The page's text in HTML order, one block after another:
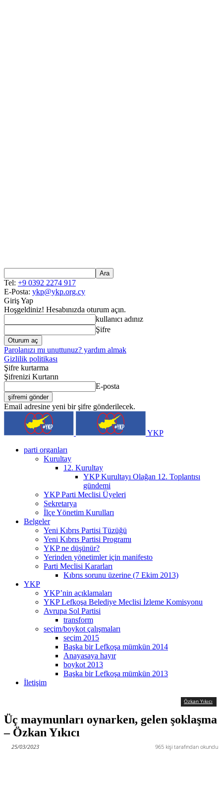
Tel: +9 0392 2274 917
E-Posta: ykp@ykp.org.cy
Giriş Yap
Hoşgeldiniz! Hesabınızda oturum açın.
kullanıcı adınız
Şifre
Parolanızı mı unuttunuz? yardım almak
Gizlilik politikası
Şifre kurtarma
Şifrenizi Kurtarın
E-posta
Email adresine yeni bir şifre gönderilecek.
YKP
parti organları
Kurultay
12. Kurultay
YKP Kurultayı Olağan 12. Toplantısı
gündemi
YKP Parti Meclisi Üyeleri
Sekretarya
İlçe Yönetim Kurulları
Belgeler
Yeni Kıbrıs Partisi Tüzüğü
Yeni Kıbrıs Partisi Programı
YKP ne düşünür?
Yerinden yönetimler için manifesto
Parti Meclisi Kararları
Kıbrıs sorunu üzerine (7 Ekim 2013)
YKP
YKP’nin açıklamaları
YKP Lefkoşa Belediye Meclisi İzleme Komisyonu
Avrupa Sol Partisi
transform
seçim/boykot çalışmaları
seçim 2015
Başka bir Lefkoşa mümkün 2014
Anayasaya hayır
boykot 2013
Başka bir Lefkoşa mümkün 2013
İletişim
Özkan Yıkıcı
Üç maymunları oynarken, gelen şoklaşma
– Özkan Yıkıcı
965 kişi tarafından okundu
25/03/2023